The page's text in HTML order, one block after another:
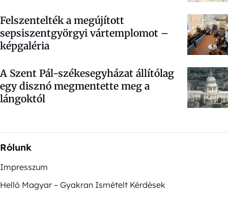
Felszentelték a megújított
sepsiszentgyörgyi vártemplomot –
képgaléria
A Szent Pál-székesegyházat állítólag
egy disznó megmentette meg a
lángoktól
Rólunk
Impresszum
Helló Magyar – Gyakran Ismételt Kérdések